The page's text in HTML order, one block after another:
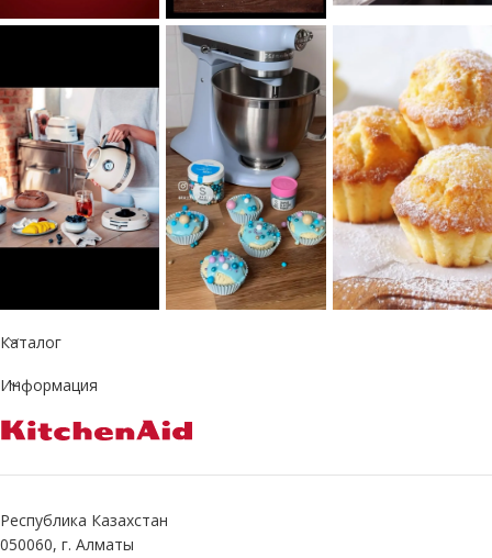
Каталог
Информация
Республика Казахстан
050060, г. Алматы